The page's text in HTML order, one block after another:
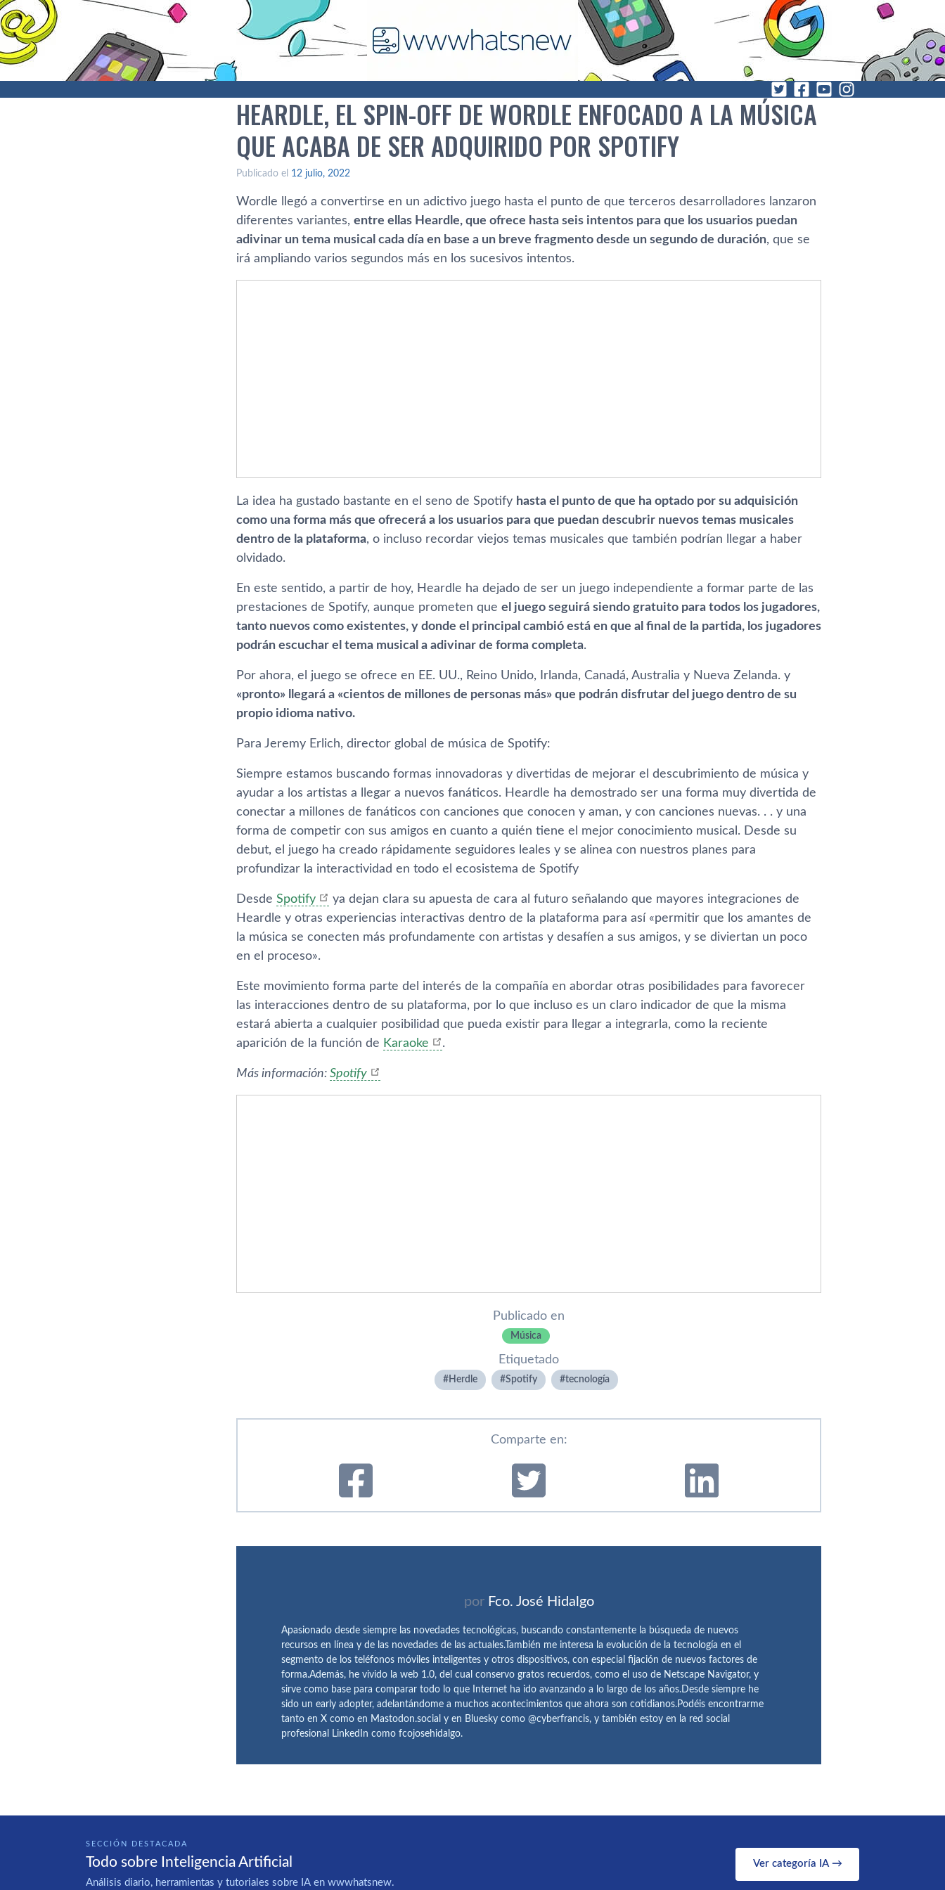
HEARDLE, EL SPIN-OFF DE WORDLE ENFOCADO A LA MÚSICA
QUE ACABA DE SER ADQUIRIDO POR SPOTIFY
Publicado el 12 julio, 2022
Wordle llegó a convertirse en un adictivo juego hasta el punto de que terceros desarrolladores lanzaron
diferentes variantes, entre ellas Heardle, que ofrece hasta seis intentos para que los usuarios puedan
adivinar un tema musical cada día en base a un breve fragmento desde un segundo de duración, que se
irá ampliando varios segundos más en los sucesivos intentos.
La idea ha gustado bastante en el seno de Spotify hasta el punto de que ha optado por su adquisición
como una forma más que ofrecerá a los usuarios para que puedan descubrir nuevos temas musicales
dentro de la plataforma, o incluso recordar viejos temas musicales que también podrían llegar a haber
olvidado.
En este sentido, a partir de hoy, Heardle ha dejado de ser un juego independiente a formar parte de las
prestaciones de Spotify, aunque prometen que el juego seguirá siendo gratuito para todos los jugadores,
tanto nuevos como existentes, y donde el principal cambió está en que al final de la partida, los jugadores
podrán escuchar el tema musical a adivinar de forma completa.
Por ahora, el juego se ofrece en EE. UU., Reino Unido, Irlanda, Canadá, Australia y Nueva Zelanda. y
«pronto» llegará a «cientos de millones de personas más» que podrán disfrutar del juego dentro de su
propio idioma nativo.
Para Jeremy Erlich, director global de música de Spotify:
Siempre estamos buscando formas innovadoras y divertidas de mejorar el descubrimiento de música y
ayudar a los artistas a llegar a nuevos fanáticos. Heardle ha demostrado ser una forma muy divertida de
conectar a millones de fanáticos con canciones que conocen y aman, y con canciones nuevas. . . y una
forma de competir con sus amigos en cuanto a quién tiene el mejor conocimiento musical. Desde su
debut, el juego ha creado rápidamente seguidores leales y se alinea con nuestros planes para
profundizar la interactividad en todo el ecosistema de Spotify
Desde Spotify
ya dejan clara su apuesta de cara al futuro señalando que mayores integraciones de
Heardle y otras experiencias interactivas dentro de la plataforma para así «permitir que los amantes de
la música se conecten más profundamente con artistas y desafíen a sus amigos, y se diviertan un poco
en el proceso».
Este movimiento forma parte del interés de la compañía en abordar otras posibilidades para favorecer
las interacciones dentro de su plataforma, por lo que incluso es un claro indicador de que la misma
estará abierta a cualquier posibilidad que pueda existir para llegar a integrarla, como la reciente
aparición de la función de Karaoke .
Más información: Spotify
Publicado en
Música
Etiquetado
Herdle Spotify tecnologí­a
Comparte en:
por Fco. José Hidalgo
Apasionado desde siempre las novedades tecnológicas, buscando constantemente la búsqueda de nuevos
recursos en línea y de las novedades de las actuales.También me interesa la evolución de la tecnología en el
segmento de los teléfonos móviles inteligentes y otros dispositivos, con especial fijación de nuevos factores de
forma.Además, he vivido la web 1.0, del cual conservo gratos recuerdos, como el uso de Netscape Navigator, y
sirve como base para comparar todo lo que Internet ha ido avanzando a lo largo de los años.Desde siempre he
sido un early adopter, adelantándome a muchos acontecimientos que ahora son cotidianos.Podéis encontrarme
tanto en X como en Mastodon.social y en Bluesky como @cyberfrancis, y también estoy en la red social
profesional LinkedIn como fcojosehidalgo.
SECCIÓN DESTACADA
Todo sobre Inteligencia Artificial
Análisis diario, herramientas y tutoriales sobre IA en wwwhatsnew.
Ver categoría IA →